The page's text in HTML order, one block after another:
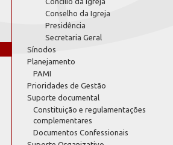
Conselho da Igreja
Presidência
Secretaria Geral
Sínodos
Planejamento
PAMI
Prioridades de Gestão
Suporte documental
Constituição e regulamentações
complementares
Documentos Confessionais